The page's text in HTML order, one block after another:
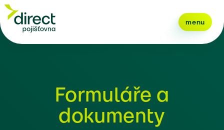
menu
Formuláře a
dokumenty